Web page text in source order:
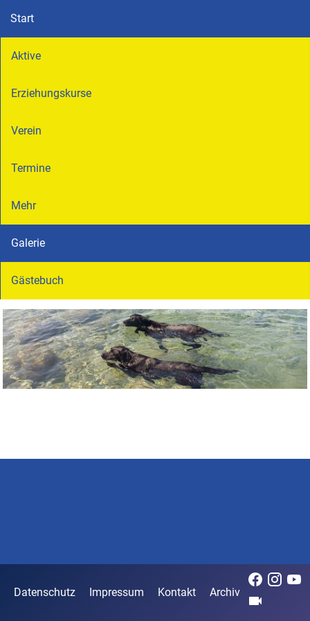
Start
Aktive
Erziehungskurse
Verein
Termine
Mehr
Galerie
Gästebuch
Datenschutz Impressum Kontakt Archiv